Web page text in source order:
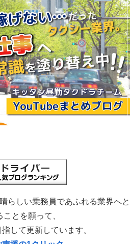
らしい乗務員であふれる業界へと
とを願って、
指して更新しています。